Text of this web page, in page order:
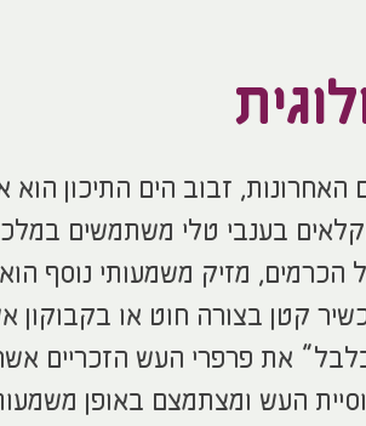
זבוב הים התיכון הוא
בענבי טלי משתמשים
הכרמים, מזיק משמעותי נוסף
קטן בצורה חוט או בקבוקון
את פרפרי העש הזכריים
העש ומצתמצם באופן